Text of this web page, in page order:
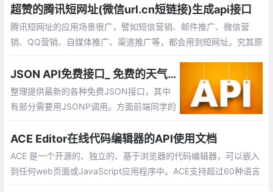
验证码在提供便利的同时，也成了呗恶意攻击的对象，那么如何才
能防止被恶意调用呢？
超赞的腾讯短网址(微信url.cn短链接)生成api接口
腾讯短网址的应用场景很广，譬如短信营销、邮件推广、微信营
销、QQ营销、自媒体推广、渠道推广等，都会用到短网址。究其原
率；在特定的场景下推广还能规避关键词，防止域名被拦截
JSON API免费接口_ 免费的天气预报、地图、IP、手机信息查询、翻译、新闻等api接口
整理提供最新的各种免费JSON接口，其中
有部分需要用JSONP调用。方面前端同学的
预报、地图、IP、手机信息查询、翻译、新
闻等api接口
ACE Editor在线代码编辑器的API使用文档
ACE 是一个开源的、独立的、基于浏览器的代码编辑器，可以嵌入
到任何web页面或JavaScript应用程序中。ACE支持超过60种语言